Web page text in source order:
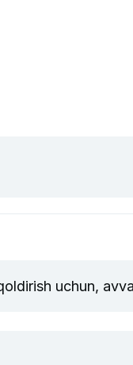
uchun,